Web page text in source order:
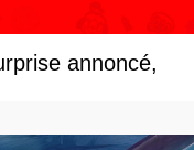
annoncé,